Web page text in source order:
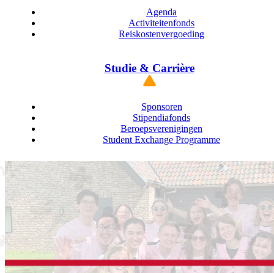
Agenda
Activiteitenfonds
Reiskostenvergoeding
Studie & Carrière
Sponsoren
Stipendiafonds
Beroepsverenigingen
Student Exchange Programme